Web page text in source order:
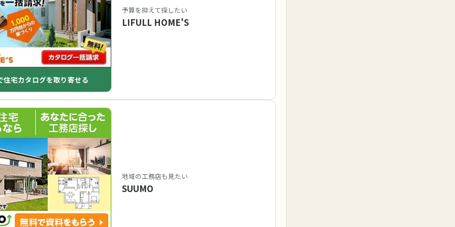
予算を抑えて探したい
LIFULL HOME'S
住宅カタログを取り寄せる
地域の工務店も見たい
SUUMO